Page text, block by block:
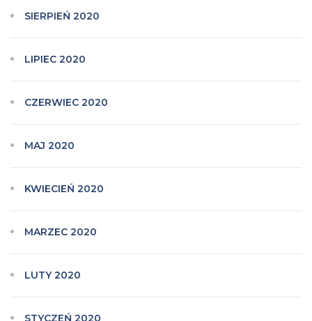
SIERPIEŃ 2020
LIPIEC 2020
CZERWIEC 2020
MAJ 2020
KWIECIEŃ 2020
MARZEC 2020
LUTY 2020
STYCZEŃ 2020